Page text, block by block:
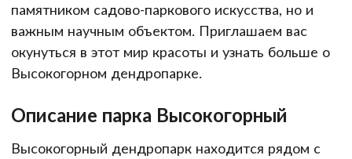
памятником садово-паркового искусства, но и
важным научным объектом. Приглашаем вас
окунуться в этот мир красоты и узнать больше о
Высокогорном дендропарке.
Описание парка Высокогорный
Высокогорный дендропарк находится рядом с